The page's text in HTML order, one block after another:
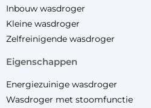
Inbouw wasdroger
Kleine wasdroger
Zelfreinigende wasdroger
eigenschappen
Energiezuinige wasdroger
Wasdroger met stoomfunctie